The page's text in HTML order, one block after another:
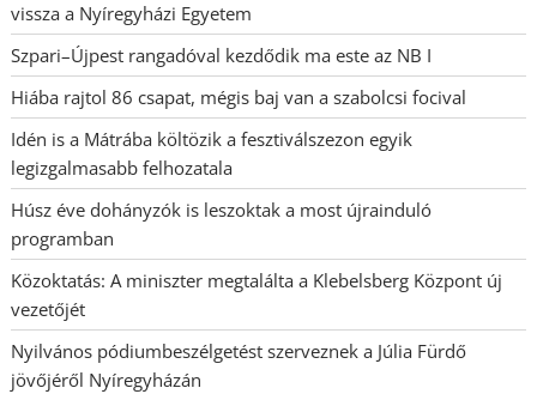
vissza a Nyíregyházi Egyetem
Szpari–Újpest rangadóval kezdődik ma este az NB I
Hiába rajtol 86 csapat, mégis baj van a szabolcsi focival
Idén is a Mátrába költözik a fesztiválszezon egyik
legizgalmasabb felhozatala
Húsz éve dohányzók is leszoktak a most újrainduló
programban
Közoktatás: A miniszter megtalálta a Klebelsberg Központ új
vezetőjét
Nyilvános pódiumbeszélgetést szerveznek a Júlia Fürdő
jövőjéről Nyíregyházán